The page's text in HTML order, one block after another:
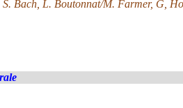
Bach, L. Boutonnat/M. Farmer, G,